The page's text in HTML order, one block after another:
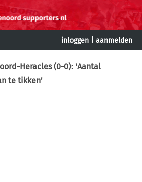
inloggen aanmelden
Heracles (0-0): 'Aantal
te tikken'